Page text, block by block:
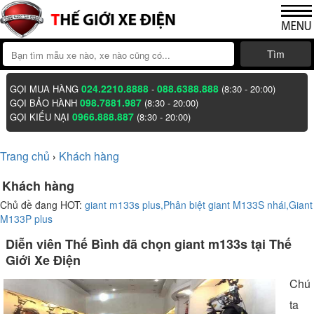
Tìm
GỌI MUA HÀNG024.2210.8888 -088.6388.888 (8:30 - 20:00)
GỌI BẢO HÀNH098.7881.987 (8:30 - 20:00)
GỌI KIẾU NẠI0966.888.887 (8:30 - 20:00)
Trang chủ › Khách hàng
Khách hàng
Chủ đề đang HOT: giant m133s plus,Phân biệt giant M133S nhái,Giant
M133P plus
Diễn viên Thế Bình đã chọn giant m133s tại Thế
Giới Xe Điện
ta